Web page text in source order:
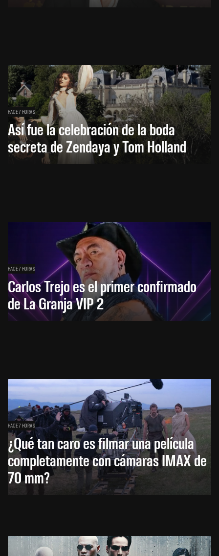
HACE 7 HORAS
Así fue la celebración de la boda
secreta de Zendaya y Tom Holland
HACE 7 HORAS
Carlos Trejo es el primer confirmado
de La Granja VIP 2
HACE 7 HORAS
¿Qué tan caro es filmar una película
completamente con cámaras IMAX de
70 mm?